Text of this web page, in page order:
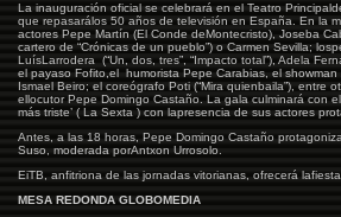
La inauguración oficial se celebrará en el Teatro
que repasarálos 50 años de televisión en España. En la
actores Pepe Martín (El Conde deMontecristo), Joseba
cartero de “Crónicas de un pueblo”) o Carmen Sevilla;
LuísLarrodera (“Un, dos, tres”, “Impacto total”), Adela
el payaso Fofito,el humorista Pepe Carabias, el
Ismael Beiro; el coreógrafo Poti (“Mira quienbaila”), entre
ellocutor Pepe Domingo Castaño. La gala culminará con
más triste’ ( La Sexta ) con lapresencia de sus actores
Antes, a las 18 horas, Pepe Domingo Castaño
Suso, moderada porAntxon Urrosolo.
EiTB, anfitriona de las jornadas vitorianas, ofrecerá
MESA REDONDA GLOBOMEDIA